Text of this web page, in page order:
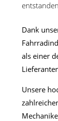
entstanden
Dank
als einer
Unsere